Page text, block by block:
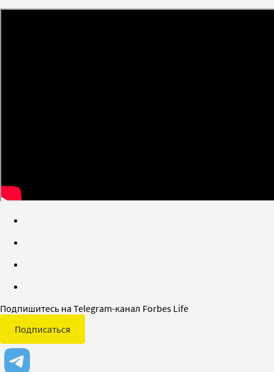
Подпишитесь на Telegram-канал Forbes Life
Подписаться